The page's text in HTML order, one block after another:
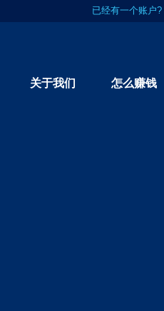
已经有一个账户?
关于我们 怎么赚钱